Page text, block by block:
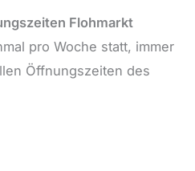
Flohmarkt
pro Woche statt, immer
Öffnungszeiten des